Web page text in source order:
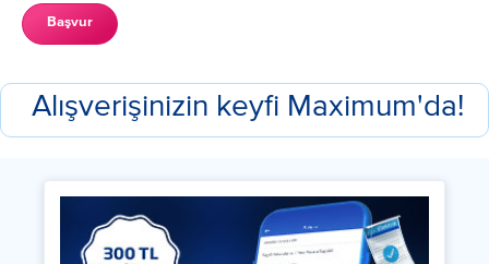
Başvur
Alışverişinizin keyfi Maximum'da!